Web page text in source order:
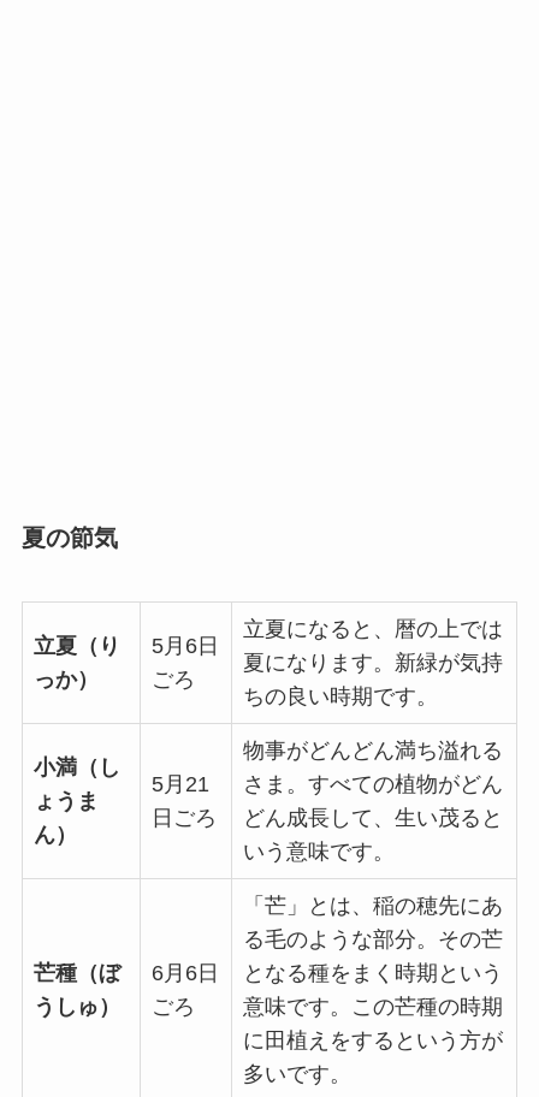
夏の節気
立夏（り
っか）
5月6日
ごろ
立夏になると、暦の上では
夏になります。新緑が気持
ちの良い時期です。
小満（し
ょうま
ん）
5月21
日ごろ
物事がどんどん満ち溢れる
さま。すべての植物がどん
どん成長して、生い茂ると
いう意味です。
芒種（ぼ
うしゅ）
6月6日
ごろ
「芒」とは、稲の穂先にあ
る毛のような部分。その芒
となる種をまく時期という
意味です。この芒種の時期
に田植えをするという方が
多いです。